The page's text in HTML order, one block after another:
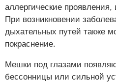
аллергические проявления,
При возникновении
дыхательных путей также
покраснение.
Мешки под глазами
бессонницы или сильной